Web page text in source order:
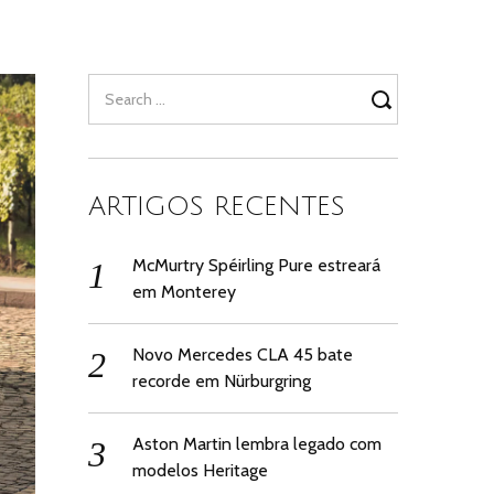
for:
ARTIGOS RECENTES
McMurtry Spéirling Pure estreará
em Monterey
Novo Mercedes CLA 45 bate
recorde em Nürburgring
Aston Martin lembra legado com
modelos Heritage